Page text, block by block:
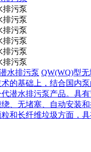
水排污泵 QW(WQ)型无
的基础上，结合国内
潜水排污泵产品。具
、无堵塞、自动安装
和长纤维垃圾方面，具